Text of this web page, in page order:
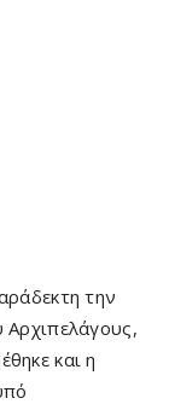
την
και η